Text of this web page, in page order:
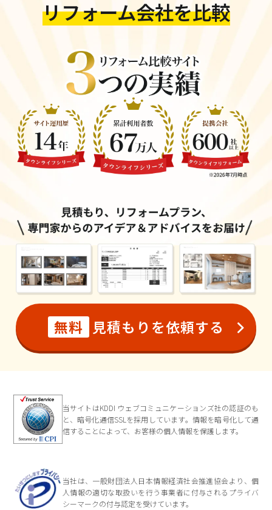
リフォーム会社を比較
無料 見積もりを依頼する
当サイトはKDDI ウェブコミュニケーションズ社の認証のも
と、暗号化通信SSLを採用しています。情報を暗号化して通
信することによって、お客様の個人情報を保護します。
当社は、一般財団法人日本情報経済社会推進協会より、個
人情報の適切な取扱いを行う事業者に付与されるプライバ
シーマークの付与認定を受けています。